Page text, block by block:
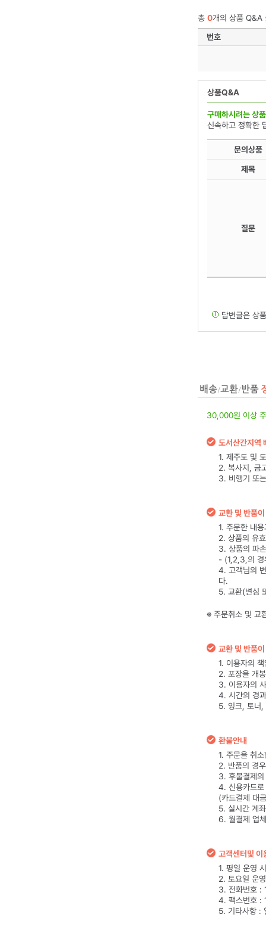
총 0개의 상품 Q&A
번호
상품Q&A
구매하시려는 상품
신속하고 정확한
문의상품
제목
질문
답변글은 상
30,000원 이상
도서산간지역
1. 제주도 및
2. 복사지, 금
3. 비행기 또
교환 및 반품
1. 주문한 내
2. 상품의 유
3. 상품의 파
- (1,2,3,의 경
4. 고객님의
다.
5. 교환(변심
※ 주문취소 및 교
교환 및 반품
1. 이용자의
2. 포장을 개
3. 이용자의
4. 시간의 경
5. 잉크, 토너,
환불안내
1. 주문을 취
2. 반품의 경
3. 후불결제
4. 신용카드로
(카드결제 대
5. 실시간 계
6. 월결제 업
고객센터및 이
1. 평일 운영
2. 토요일 운
3. 전화번호
4. 팩스번호
5. 기타사항 :